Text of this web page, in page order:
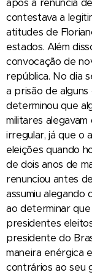
após a renúncia
contestava a
atitudes de
estados. Além
convocação de
república. No dia
a prisão de
determinou que
militares
irregular, já que o
eleições quando
de dois anos de
renunciou antes
assumiu alegando
ao determinar
presidentes
presidente do
maneira enérgica
contrários ao seu